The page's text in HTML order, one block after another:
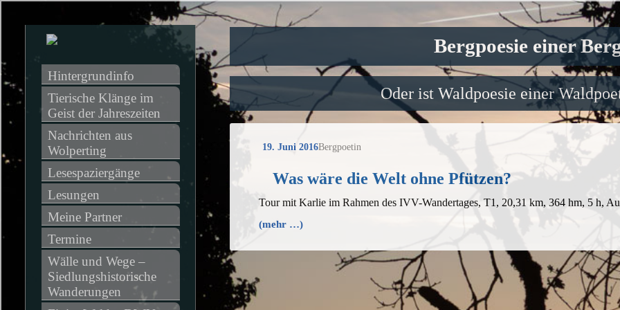
Bergpoesie einer
Oder ist Waldpoesie einer
19. Juni 2016Bergpoetin
Was wäre die Welt ohne Pfützen?
Tour mit Karlie im Rahmen des IVV-Wandertages, T1, 20,31 km, 364 hm, 5 h,
(mehr …)
Hintergrundinfo
Tierische Klänge im
Geist der Jahreszeiten
Nachrichten aus
Wolperting
Lesespaziergänge
Lesungen
Meine Partner
Termine
Wälle und Wege –
Siedlungshistorische
Wanderungen